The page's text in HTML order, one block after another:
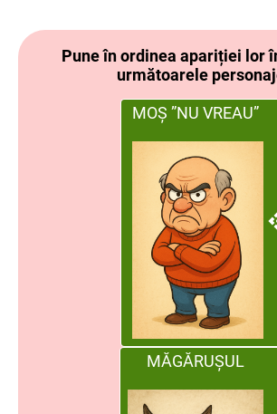
Pune în ordinea apariției lor
următoarele
MOȘ ”NU VREAU”
MĂGĂRUȘUL